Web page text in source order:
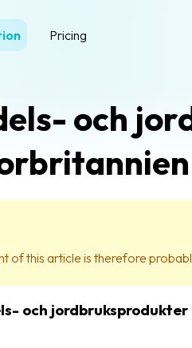
Pricing
och
of this article is therefore
och jordbruksprodukter